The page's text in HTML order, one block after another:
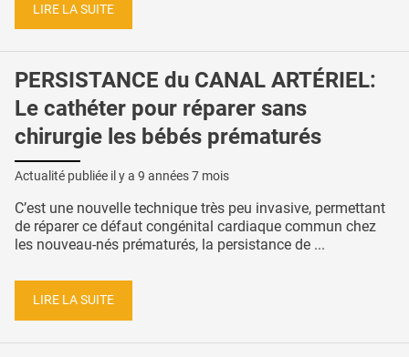
LIRE LA SUITE
PERSISTANCE du CANAL ARTÉRIEL:
Le cathéter pour réparer sans
chirurgie les bébés prématurés
Actualité publiée il y a 9 années 7 mois
C’est une nouvelle technique très peu invasive, permettant
de réparer ce défaut congénital cardiaque commun chez
les nouveau-nés prématurés, la persistance de ...
LIRE LA SUITE